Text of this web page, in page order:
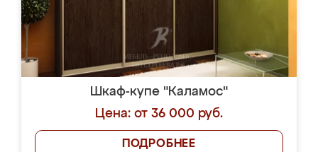
Шкаф-купе "Каламос"
Цена: от 36 000 руб.
ПОДРОБНЕЕ